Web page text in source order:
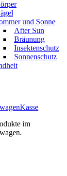
und Sonne
After Sun
Bräunung
Insektenschutz
Sonnenschutz
Kasse
im